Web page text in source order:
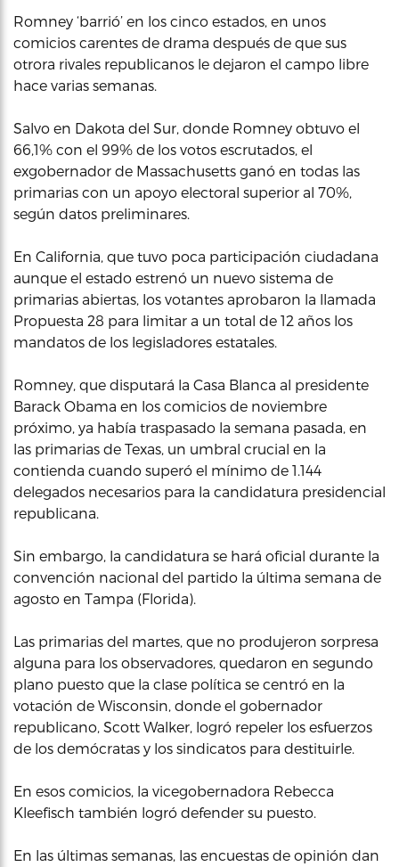
Romney ‘barrió’ en los cinco estados, en unos
comicios carentes de drama después de que sus
otrora rivales republicanos le dejaron el campo libre
hace varias semanas.
Salvo en Dakota del Sur, donde Romney obtuvo el
66,1% con el 99% de los votos escrutados, el
exgobernador de Massachusetts ganó en todas las
primarias con un apoyo electoral superior al 70%,
según datos preliminares.
En California, que tuvo poca participación ciudadana
aunque el estado estrenó un nuevo sistema de
primarias abiertas, los votantes aprobaron la llamada
Propuesta 28 para limitar a un total de 12 años los
mandatos de los legisladores estatales.
Romney, que disputará la Casa Blanca al presidente
Barack Obama en los comicios de noviembre
próximo, ya había traspasado la semana pasada, en
las primarias de Texas, un umbral crucial en la
contienda cuando superó el mínimo de 1.144
delegados necesarios para la candidatura presidencial
republicana.
Sin embargo, la candidatura se hará oficial durante la
convención nacional del partido la última semana de
agosto en Tampa (Florida).
Las primarias del martes, que no produjeron sorpresa
alguna para los observadores, quedaron en segundo
plano puesto que la clase política se centró en la
votación de Wisconsin, donde el gobernador
republicano, Scott Walker, logró repeler los esfuerzos
de los demócratas y los sindicatos para destituirle.
En esos comicios, la vicegobernadora Rebecca
Kleefisch también logró defender su puesto.
En las últimas semanas, las encuestas de opinión dan